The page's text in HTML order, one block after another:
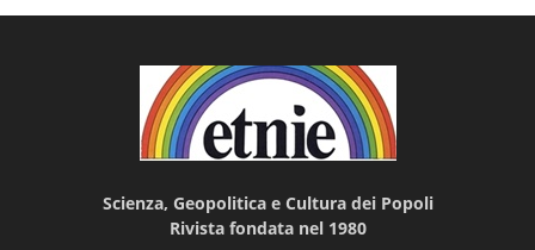
Scienza, Geopolitica e Cultura dei Popoli
Rivista fondata nel 1980